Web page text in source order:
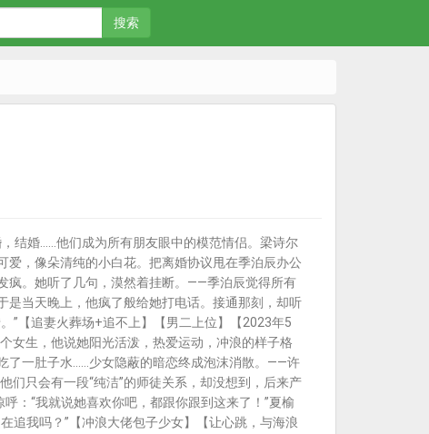
搜索
结婚……他们成为所有朋友眼中的模范情侣。梁诗尔
，像朵清纯的小白花。把离婚协议甩在季泊辰办公
疯。她听了几句，漠然着挂断。——季泊辰觉得所有
当天晚上，他疯了般给她打电话。接通那刻，却听
”【追妻火葬场+追不上】【男二上位】【2023年5
生，他说她阳光活泼，热爱运动，冲浪的样子格
了一肚子水……少女隐蔽的暗恋终成泡沫消散。——许
只会有一段“纯洁”的师徒关系，却没想到，后来产
：“我就说她喜欢你吧，都跟你跟到这来了！”夏榆
追我吗？”【冲浪大佬包子少女】【让心跳，与海浪